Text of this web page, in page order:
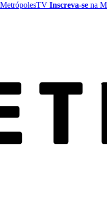
MetrópolesTV Inscreva-se na